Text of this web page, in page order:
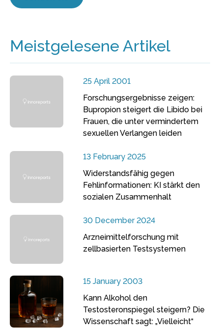
Meistgelesene Artikel
25 April 2001
Forschungsergebnisse zeigen:
Bupropion steigert die Libido bei
Frauen, die unter vermindertem
sexuellen Verlangen leiden
13 February 2025
Widerstandsfähig gegen
Fehlinformationen: KI stärkt den
sozialen Zusammenhalt
30 December 2024
Arzneimittelforschung mit
zellbasierten Testsystemen
15 January 2003
Kann Alkohol den
Testosteronspiegel steigern? Die
Wissenschaft sagt: „Vielleicht“